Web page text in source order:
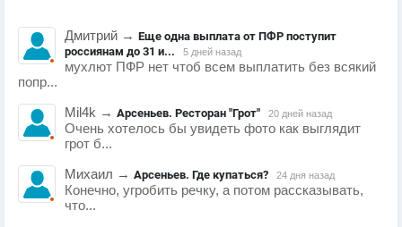
Дмитрий → Еще одна выплата от ПФР поступит
россиянам до 31 и...
5 дней назад
мухлют ПФР нет чтоб всем выплатить без всякий
попр...
Mil4k → Арсеньев. Ресторан "Грот" 20 дней назад
Очень хотелось бы увидеть фото как выглядит
грот б...
Михаил → Арсеньев. Где купаться? 24 дня назад
Конечно, угробить речку, а потом рассказывать,
что...